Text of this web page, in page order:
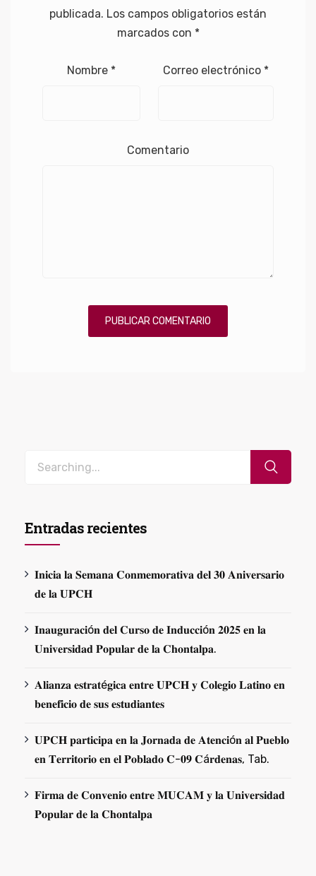
publicada. Los campos obligatorios están
marcados con *
Nombre * Correo electrónico *
Comentario
Entradas recientes
𝐈𝐧𝐢𝐜𝐢𝐚 𝐥𝐚 𝐒𝐞𝐦𝐚𝐧𝐚 𝐂𝐨𝐧𝐦𝐞𝐦𝐨𝐫𝐚𝐭𝐢𝐯𝐚 𝐝𝐞𝐥 𝟑𝟎 𝐀𝐧𝐢𝐯𝐞𝐫𝐬𝐚𝐫𝐢𝐨
𝐝𝐞 𝐥𝐚 𝐔𝐏𝐂𝐇
𝐈𝐧𝐚𝐮𝐠𝐮𝐫𝐚𝐜𝐢ó𝐧 𝐝𝐞𝐥 𝐂𝐮𝐫𝐬𝐨 𝐝𝐞 𝐈𝐧𝐝𝐮𝐜𝐜𝐢ó𝐧 𝟐𝟎𝟐𝟓 𝐞𝐧 𝐥𝐚
𝐔𝐧𝐢𝐯𝐞𝐫𝐬𝐢𝐝𝐚𝐝 𝐏𝐨𝐩𝐮𝐥𝐚𝐫 𝐝𝐞 𝐥𝐚 𝐂𝐡𝐨𝐧𝐭𝐚𝐥𝐩𝐚.
𝐀𝐥𝐢𝐚𝐧𝐳𝐚 𝐞𝐬𝐭𝐫𝐚𝐭é𝐠𝐢𝐜𝐚 𝐞𝐧𝐭𝐫𝐞 𝐔𝐏𝐂𝐇 𝐲 𝐂𝐨𝐥𝐞𝐠𝐢𝐨 𝐋𝐚𝐭𝐢𝐧𝐨 𝐞𝐧
𝐛𝐞𝐧𝐞𝐟𝐢𝐜𝐢𝐨 𝐝𝐞 𝐬𝐮𝐬 𝐞𝐬𝐭𝐮𝐝𝐢𝐚𝐧𝐭𝐞𝐬
𝐔𝐏𝐂𝐇 𝐩𝐚𝐫𝐭𝐢𝐜𝐢𝐩𝐚 𝐞𝐧 𝐥𝐚 𝐉𝐨𝐫𝐧𝐚𝐝𝐚 𝐝𝐞 𝐀𝐭𝐞𝐧𝐜𝐢ó𝐧 𝐚𝐥 𝐏𝐮𝐞𝐛𝐥𝐨
𝐞𝐧 𝐓𝐞𝐫𝐫𝐢𝐭𝐨𝐫𝐢𝐨 𝐞𝐧 𝐞𝐥 𝐏𝐨𝐛𝐥𝐚𝐝𝐨 𝐂-𝟎𝟗 𝐂á𝐫𝐝𝐞𝐧𝐚𝐬, Tab.
𝐅𝐢𝐫𝐦𝐚 𝐝𝐞 𝐂𝐨𝐧𝐯𝐞𝐧𝐢𝐨 𝐞𝐧𝐭𝐫𝐞 𝐌𝐔𝐂𝐀𝐌 𝐲 𝐥𝐚 𝐔𝐧𝐢𝐯𝐞𝐫𝐬𝐢𝐝𝐚𝐝
𝐏𝐨𝐩𝐮𝐥𝐚𝐫 𝐝𝐞 𝐥𝐚 𝐂𝐡𝐨𝐧𝐭𝐚𝐥𝐩𝐚